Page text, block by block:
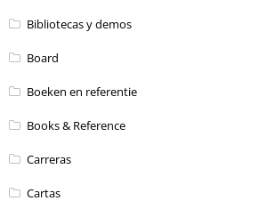
Bibliotecas y demos
Board
Boeken en referentie
Books & Reference
Carreras
Cartas